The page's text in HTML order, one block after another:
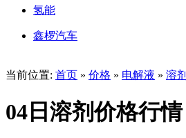
氢能
鑫椤汽车
当前位置: 首页 » 价格 » 电解液 » 溶剂
04日溶剂价格行情